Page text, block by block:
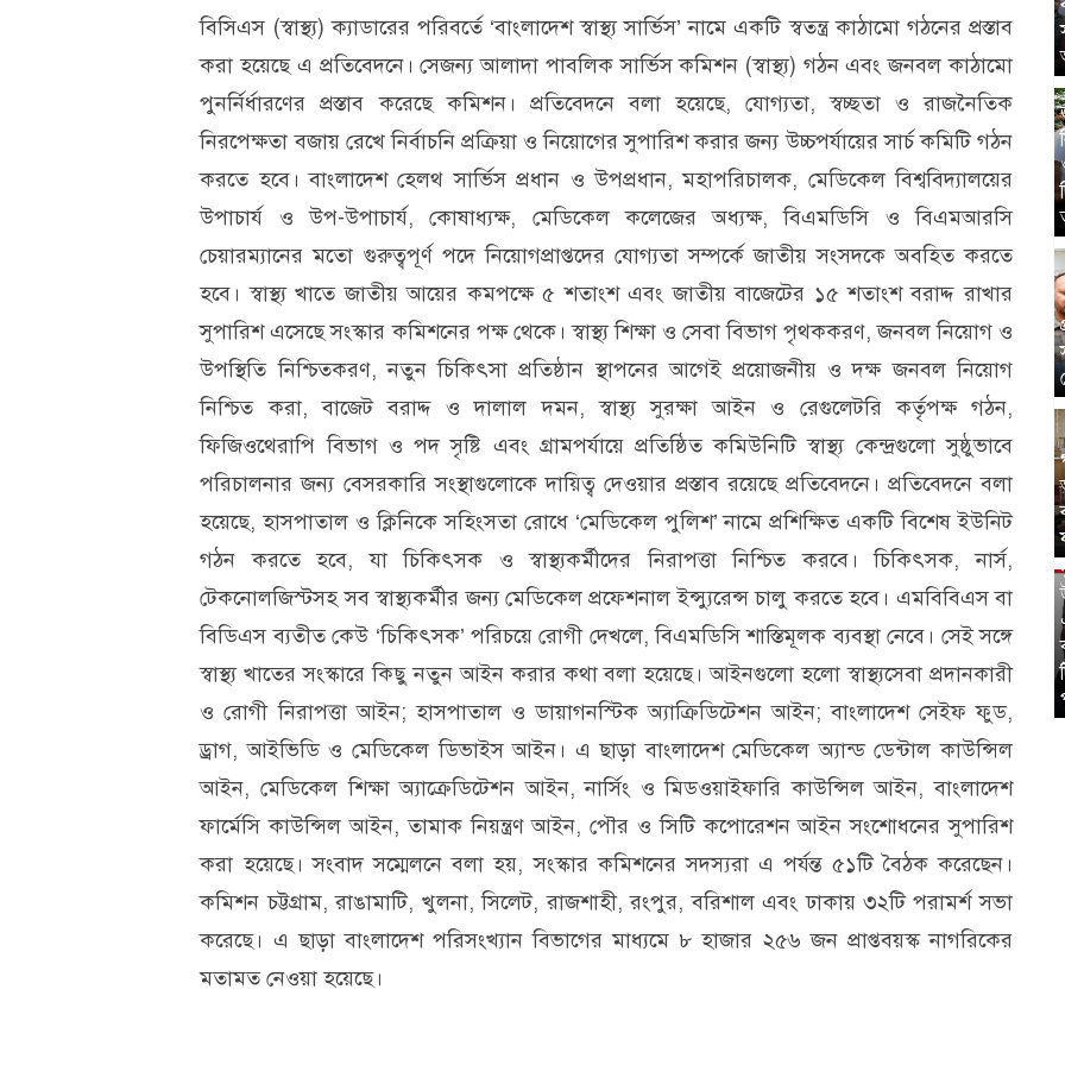
বিসিএস (স্বাস্থ্য) ক্যাডারের পরিবর্তে ‘বাংলাদেশ স্বাস্থ্য সার্ভিস’ নামে একটি স্বতন্ত্র কাঠামো গঠনের প্রস্তাব
করা হয়েছে এ প্রতিবেদনে। সেজন্য আলাদা পাবলিক সার্ভিস কমিশন (স্বাস্থ্য) গঠন এবং জনবল কাঠামো
পুনর্নির্ধারণের প্রস্তাব করেছে কমিশন। প্রতিবেদনে বলা হয়েছে, যোগ্যতা, স্বচ্ছতা ও রাজনৈতিক
নিরপেক্ষতা বজায় রেখে নির্বাচনি প্রক্রিয়া ও নিয়োগের সুপারিশ করার জন্য উচ্চপর্যায়ের সার্চ কমিটি গঠন
করতে হবে। বাংলাদেশ হেলথ সার্ভিস প্রধান ও উপপ্রধান, মহাপরিচালক, মেডিকেল বিশ্ববিদ্যালয়ের
উপাচার্য ও উপ-উপাচার্য, কোষাধ্যক্ষ, মেডিকেল কলেজের অধ্যক্ষ, বিএমডিসি ও বিএমআরসি
চেয়ারম্যানের মতো গুরুত্বপূর্ণ পদে নিয়োগপ্রাপ্তদের যোগ্যতা সম্পর্কে জাতীয় সংসদকে অবহিত করতে
হবে। স্বাস্থ্য খাতে জাতীয় আয়ের কমপক্ষে ৫ শতাংশ এবং জাতীয় বাজেটের ১৫ শতাংশ বরাদ্দ রাখার
সুপারিশ এসেছে সংস্কার কমিশনের পক্ষ থেকে। স্বাস্থ্য শিক্ষা ও সেবা বিভাগ পৃথককরণ, জনবল নিয়োগ ও
উপস্থিতি নিশ্চিতকরণ, নতুন চিকিৎসা প্রতিষ্ঠান স্থাপনের আগেই প্রয়োজনীয় ও দক্ষ জনবল নিয়োগ
নিশ্চিত করা, বাজেট বরাদ্দ ও দালাল দমন, স্বাস্থ্য সুরক্ষা আইন ও রেগুলেটরি কর্তৃপক্ষ গঠন,
ফিজিওথেরাপি বিভাগ ও পদ সৃষ্টি এবং গ্রামপর্যায়ে প্রতিষ্ঠিত কমিউনিটি স্বাস্থ্য কেন্দ্রগুলো সুষ্ঠুভাবে
পরিচালনার জন্য বেসরকারি সংস্থাগুলোকে দায়িত্ব দেওয়ার প্রস্তাব রয়েছে প্রতিবেদনে। প্রতিবেদনে বলা
হয়েছে, হাসপাতাল ও ক্লিনিকে সহিংসতা রোধে ‘মেডিকেল পুলিশ’ নামে প্রশিক্ষিত একটি বিশেষ ইউনিট
গঠন করতে হবে, যা চিকিৎসক ও স্বাস্থ্যকর্মীদের নিরাপত্তা নিশ্চিত করবে। চিকিৎসক, নার্স,
টেকনোলজিস্টসহ সব স্বাস্থ্যকর্মীর জন্য মেডিকেল প্রফেশনাল ইন্স্যুরেন্স চালু করতে হবে। এমবিবিএস বা
বিডিএস ব্যতীত কেউ ‘চিকিৎসক’ পরিচয়ে রোগী দেখলে, বিএমডিসি শাস্তিমূলক ব্যবস্থা নেবে। সেই সঙ্গে
স্বাস্থ্য খাতের সংস্কারে কিছু নতুন আইন করার কথা বলা হয়েছে। আইনগুলো হলো স্বাস্থ্যসেবা প্রদানকারী
ও রোগী নিরাপত্তা আইন; হাসপাতাল ও ডায়াগনস্টিক অ্যাক্রিডিটেশন আইন; বাংলাদেশ সেইফ ফুড,
ড্রাগ, আইভিডি ও মেডিকেল ডিভাইস আইন। এ ছাড়া বাংলাদেশ মেডিকেল অ্যান্ড ডেন্টাল কাউন্সিল
আইন, মেডিকেল শিক্ষা অ্যাক্রেডিটেশন আইন, নার্সিং ও মিডওয়াইফারি কাউন্সিল আইন, বাংলাদেশ
ফার্মেসি কাউন্সিল আইন, তামাক নিয়ন্ত্রণ আইন, পৌর ও সিটি কপোরেশন আইন সংশোধনের সুপারিশ
করা হয়েছে। সংবাদ সম্মেলনে বলা হয়, সংস্কার কমিশনের সদস্যরা এ পর্যন্ত ৫১টি বৈঠক করেছেন।
কমিশন চট্টগ্রাম, রাঙামাটি, খুলনা, সিলেট, রাজশাহী, রংপুর, বরিশাল এবং ঢাকায় ৩২টি পরামর্শ সভা
করেছে। এ ছাড়া বাংলাদেশ পরিসংখ্যান বিভাগের মাধ্যমে ৮ হাজার ২৫৬ জন প্রাপ্তবয়স্ক নাগরিকের
মতামত নেওয়া হয়েছে।